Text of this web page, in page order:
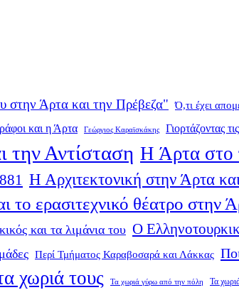
στην Άρτα και την Πρέβεζα" Ό,τι έχει
και η Άρτα Γεώργιος Καραϊσκάκης Γιορτάζοντας
την Αντίσταση Η Άρτα στο
Η Αρχιτεκτονική στην Άρτα
το ερασιτεχνικό θέατρο στην
και τα λιμάνια του Ο
Περί Τμήματος Καραβοσαρά και Λάκκας
χωριά τους Τα χωριά γύρω από την πόλη Τα